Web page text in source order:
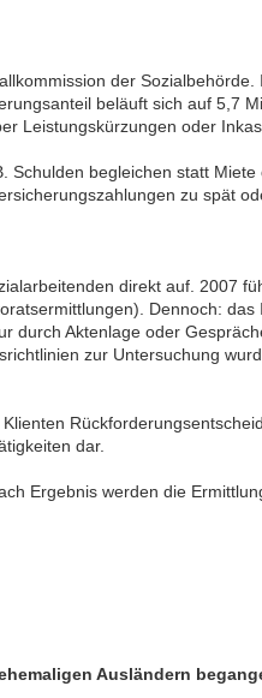
der
beläuft sich auf 5,7
Leistungskürzungen oder
begleichen statt
zu spät
direkt auf. 2007
Dennoch:
durch Aktenlage oder
zur Untersuchung
dar.
Ergebnis werden die
Ausländern